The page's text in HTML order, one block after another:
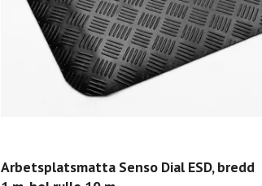
Arbetsplatsmatta Senso Dial ESD, bredd